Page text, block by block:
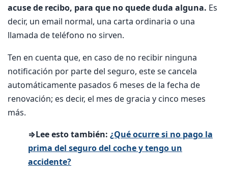
acuse de recibo, para que no quede duda alguna. Es
decir, un email normal, una carta ordinaria o una
llamada de teléfono no sirven.
Ten en cuenta que, en caso de no recibir ninguna
notificación por parte del seguro, este se cancela
automáticamente pasados 6 meses de la fecha de
renovación; es decir, el mes de gracia y cinco meses
más.
⇒Lee esto también: ¿Qué ocurre si no pago la
prima del seguro del coche y tengo un
accidente?